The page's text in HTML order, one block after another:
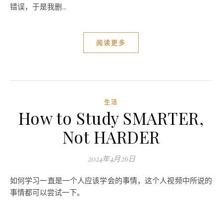
错误，于是我删...
阅读更多
生活
How to Study SMARTER,
Not HARDER
2024年4月26日
如何学习一直是一个人应该学会的事情，这个人视频中所说的
事情都可以尝试一下。